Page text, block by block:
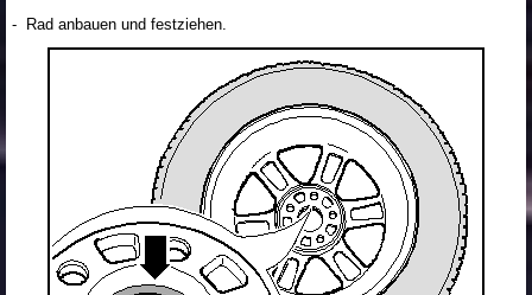
- Rad anbauen und festziehen.